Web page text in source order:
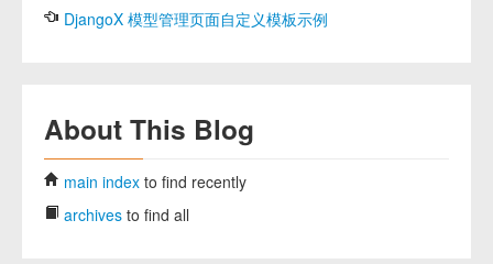
DjangoX 模型管理页面自定义模板示例
About This Blog
main index to find recently
archives to find all